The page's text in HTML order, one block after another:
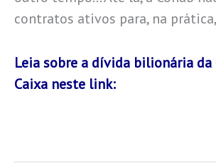
contratos ativos para, na
Leia sobre a dívida bilionária da
Caixa neste link: